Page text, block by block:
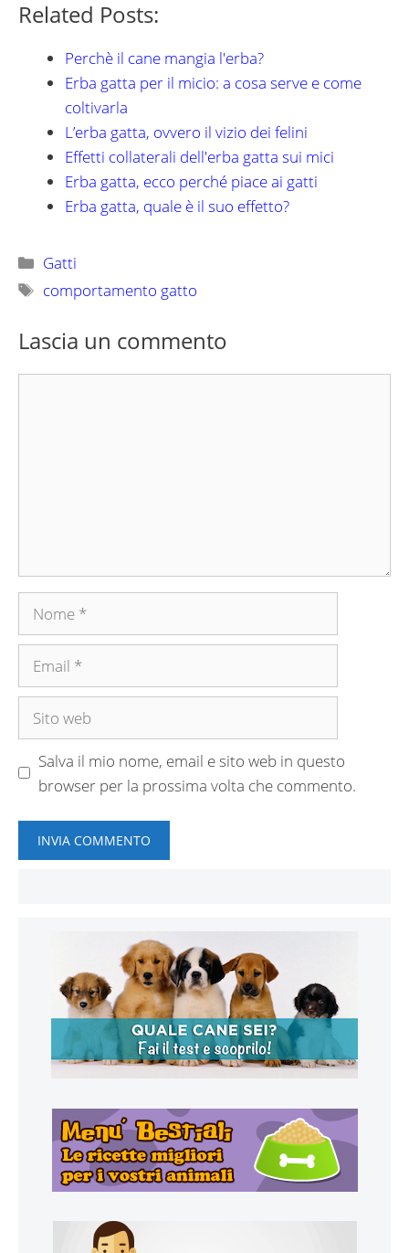
Related Posts:
Perchè il cane mangia l'erba?
Erba gatta per il micio: a cosa serve e come
coltivarla
L’erba gatta, ovvero il vizio dei felini
Effetti collaterali dell'erba gatta sui mici
Erba gatta, ecco perché piace ai gatti
Erba gatta, quale è il suo effetto?
Categorie
Gatti
Tag
comportamento gatto
Lascia un commento
Nome
Email
Sito
Salva il mio nome, email e sito web in questo
browser per la prossima volta che commento.